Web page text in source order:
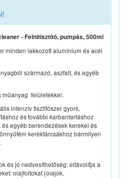
- Felnitisztító, pumpás, 500ml
minden lakkozott alumínium és acél
származó, aszfalt, és egyéb
műanyag felületekkel.
intenzív tisztítószer gyors,
és további karbantartáshoz
egyéb berendezések kerekei és
keréktárcsákhoz bármilyen
és jó nedvesíthetőség: eltávolítja a
olajfoltokat (olajok,